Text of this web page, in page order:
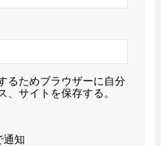
るためブラウザーに自分
、サイトを保存する。
通知